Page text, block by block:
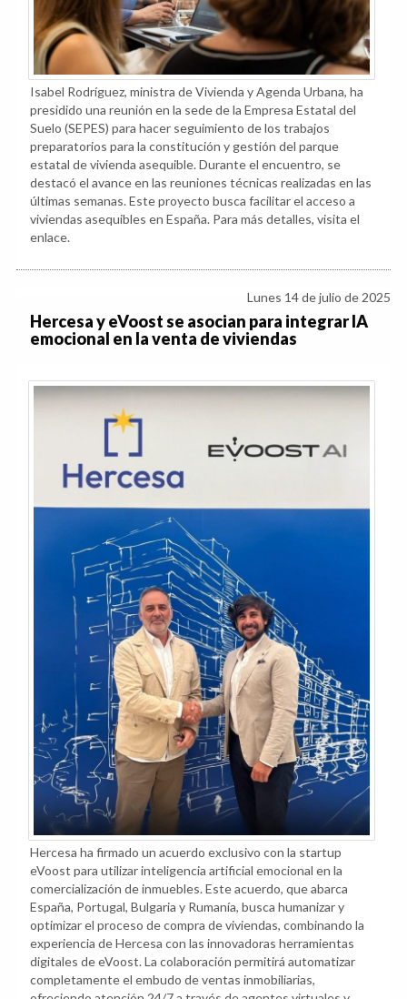
Isabel Rodríguez, ministra de Vivienda y Agenda Urbana, ha
presidido una reunión en la sede de la Empresa Estatal del
Suelo (SEPES) para hacer seguimiento de los trabajos
preparatorios para la constitución y gestión del parque
estatal de vivienda asequible. Durante el encuentro, se
destacó el avance en las reuniones técnicas realizadas en las
últimas semanas. Este proyecto busca facilitar el acceso a
viviendas asequibles en España. Para más detalles, visita el
enlace.
Lunes 14 de julio de 2025
Hercesa y eVoost se asocian para integrar IA
emocional en la venta de viviendas
Hercesa ha firmado un acuerdo exclusivo con la startup
eVoost para utilizar inteligencia artificial emocional en la
comercialización de inmuebles. Este acuerdo, que abarca
España, Portugal, Bulgaria y Rumanía, busca humanizar y
optimizar el proceso de compra de viviendas, combinando la
experiencia de Hercesa con las innovadoras herramientas
digitales de eVoost. La colaboración permitirá automatizar
completamente el embudo de ventas inmobiliarias,